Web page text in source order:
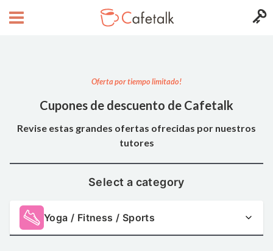
Oferta por tiempo limitado!
Cupones de descuento de Cafetalk
Revise estas grandes ofertas ofrecidas por nuestros
tutores
Select a category
Yoga / Fitness / Sports